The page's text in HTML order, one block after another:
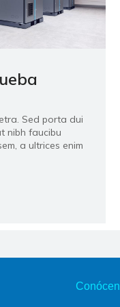
Sed porta dui
nibh faucibu
a ultrices enim